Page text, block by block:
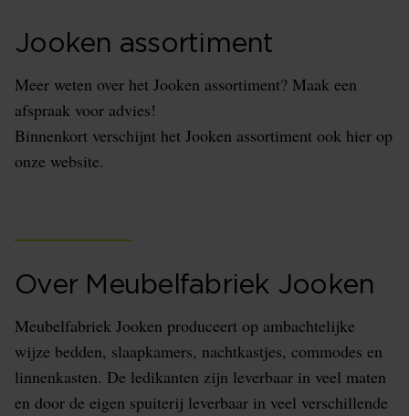
Jooken assortiment
Meer weten over het Jooken assortiment? Maak een
afspraak voor advies!
Binnenkort verschijnt het Jooken assortiment ook hier op
onze website.
Over Meubelfabriek Jooken
Meubelfabriek Jooken produceert op ambachtelijke
wijze bedden, slaapkamers, nachtkastjes, commodes en
linnenkasten. De ledikanten zijn leverbaar in veel maten
en door de eigen spuiterij leverbaar in veel verschillende